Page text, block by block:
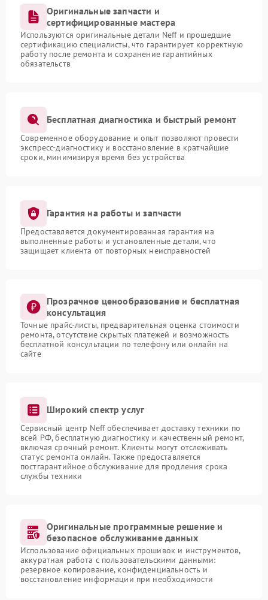
Оригинальные запчасти и
сертифицированные мастера
Используются оригинальные детали Neff и прошедшие
сертификацию специалисты, что гарантирует корректную
работу после ремонта и сохранение гарантийных
обязательств
Бесплатная диагностика и быстрый ремонт
Современное оборудование и опыт позволяют провести
экспресс-диагностику и восстановление в кратчайшие
сроки, минимизируя время без устройства
Гарантия на работы и запчасти
Предоставляется документированная гарантия на
выполненные работы и установленные детали, что
защищает клиента от повторных неисправностей
Прозрачное ценообразование и бесплатная
консультация
Точные прайс-листы, предварительная оценка стоимости
ремонта, отсутствие скрытых платежей и возможность
бесплатной консультации по телефону или онлайн на
сайте
Широкий спектр услуг
Сервисный центр Neff обеспечивает доставку техники по
всей РФ, бесплатную диагностику и качественный ремонт,
включая срочный ремонт. Клиенты могут отслеживать
статус ремонта онлайн. Также предоставляется
постгарантийное обслуживание для продления срока
службы техники
Оригинальные программные решение и
безопасное обслуживание данных
Использование официальных прошивок и инструментов,
аккуратная работа с пользовательскими данными:
резервное копирование, конфиденциальность и
восстановление информации при необходимости